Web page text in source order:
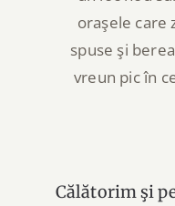
oraşele care
spuse şi
vreun pic în
Călătorim şi